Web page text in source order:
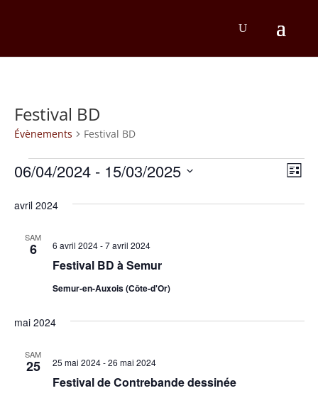
Festival BD
Évènements Festival BD
Évènements Liste
06/04/2024 - 15/03/2025
date.
avril 2024
SAM
6
Festival BD à Semur
6 avril 2024-7 avril 2024
Semur-en-Auxois (Côte-d'Or)
mai 2024
SAM
25
Festival de Contrebande dessinée
25 mai 2024-26 mai 2024